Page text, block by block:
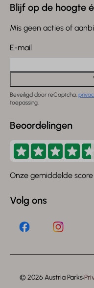
Blijf op de hoogte
Mis geen acties of
E-mail
Beveiligd door reCaptcha,
toepassing.
Beoordelingen
Onze gemiddelde
Volg ons
© 2026 Austria Parks·